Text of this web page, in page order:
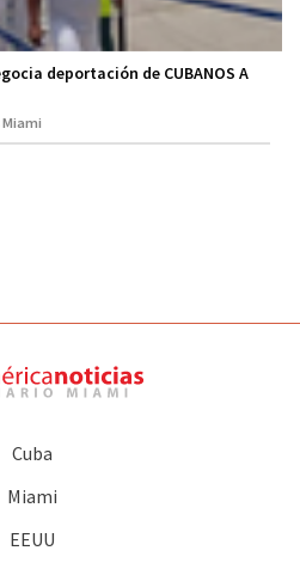
deportación de CUBANOS A
Cuba
Miami
EEUU